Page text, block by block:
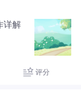
详解
评分